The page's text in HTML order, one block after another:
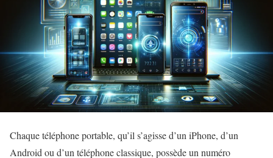
Chaque téléphone portable, qu’il s’agisse d’un iPhone, d’un
Android ou d’un téléphone classique, possède un numéro